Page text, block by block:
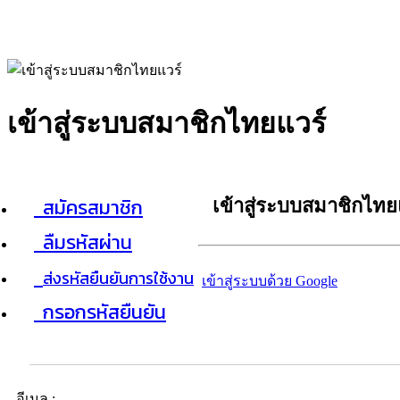
เข้าสู่ระบบสมาชิกไทยแวร์
สมัครสมาชิก
ลืมรหัสผ่าน
ส่งรหัสยืนยันการใช้งาน
กรอกรหัสยืนยัน
เข้าสู่ระบบสมาชิกไท
เข้าสู่ระบบด้วย Google